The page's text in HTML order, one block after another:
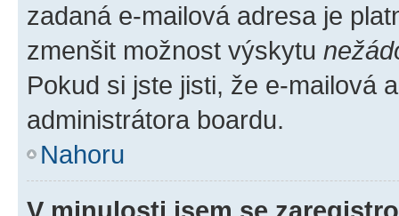
zadaná e-mailová adresa je
zmenšit možnost výskytu
Pokud si jste jisti, že e-mailová
administrátora boardu.
Nahoru